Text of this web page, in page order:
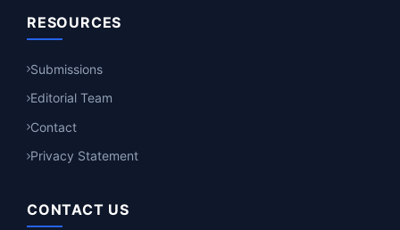
RESOURCES
Submissions
Editorial Team
Contact
Privacy Statement
CONTACT US